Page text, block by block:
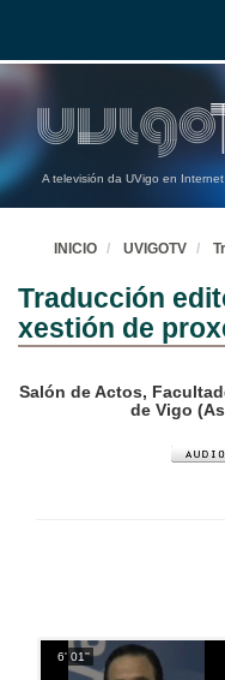
A televisión da UVigo en Internet
INICIO UVIGOTV
Traducción
xestión de
Salón de Actos,
de Vigo
6' 01''